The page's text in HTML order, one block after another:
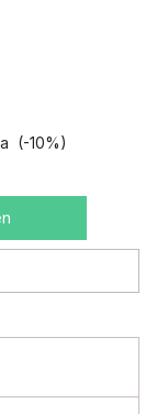
(-10%)